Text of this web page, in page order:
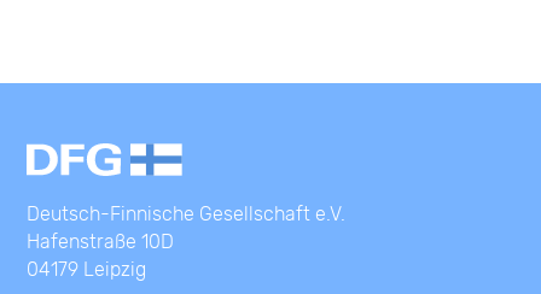
Deutsch-Finnische Gesellschaft e.V.
Hafenstraße 10D
04179 Leipzig